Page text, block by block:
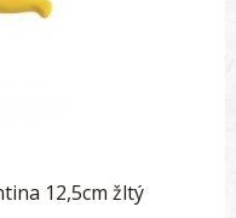
12,5cm žltý